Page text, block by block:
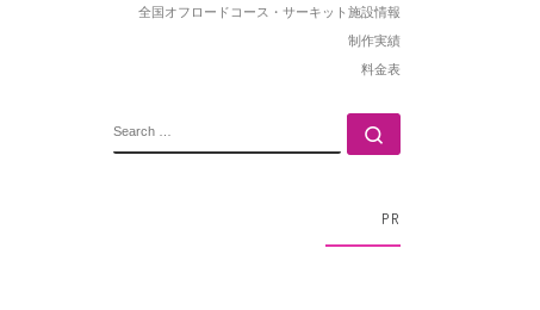
全国オフロードコース・サーキット施設情報
制作実績
料金表
PR